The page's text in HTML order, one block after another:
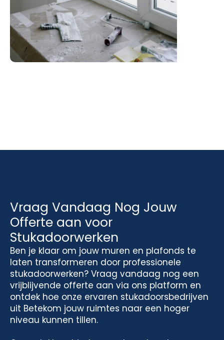
Vraag Vandaag Nog Jouw
Offerte aan voor
Stukadoorwerken
Ben je klaar om jouw muren en plafonds te
laten transformeren door professionele
stukadoorwerken? Vraag vandaag nog een
vrijblijvende offerte aan via ons platform en
ontdek hoe onze ervaren stukadoorsbedrijven
uit Betekom jouw ruimtes naar een hoger
niveau kunnen tillen.